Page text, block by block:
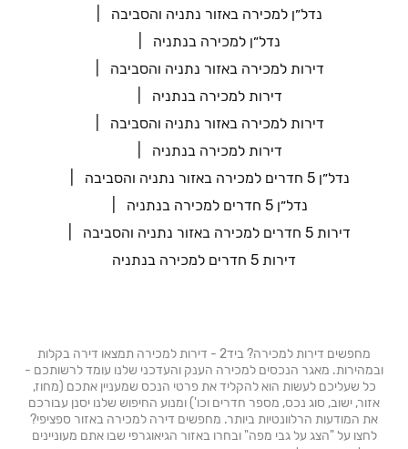
נדל״ן למכירה באזור נתניה והסביבה
נדל״ן למכירה בנתניה
דירות למכירה באזור נתניה והסביבה
דירות למכירה בנתניה
דירות למכירה באזור נתניה והסביבה
דירות למכירה בנתניה
נדל״ן 5 חדרים למכירה באזור נתניה והסביבה
נדל״ן 5 חדרים למכירה בנתניה
דירות 5 חדרים למכירה באזור נתניה והסביבה
דירות 5 חדרים למכירה בנתניה
מחפשים דירות למכירה? ביד2 - דירות למכירה תמצאו דירה בקלות
ובמהירות. מאגר הנכסים למכירה הענק והעדכני שלנו עומד לרשותכם -
כל שעליכם לעשות הוא להקליד את פרטי הנכס שמעניין אתכם (מחוז,
אזור, ישוב, סוג נכס, מספר חדרים וכו') ומנוע החיפוש שלנו יסנן עבורכם
את המודעות הרלוונטיות ביותר. מחפשים דירה למכירה באזור ספציפי?
לחצו על "הצג על גבי מפה" ובחרו באזור הגיאוגרפי שבו אתם מעוניינים